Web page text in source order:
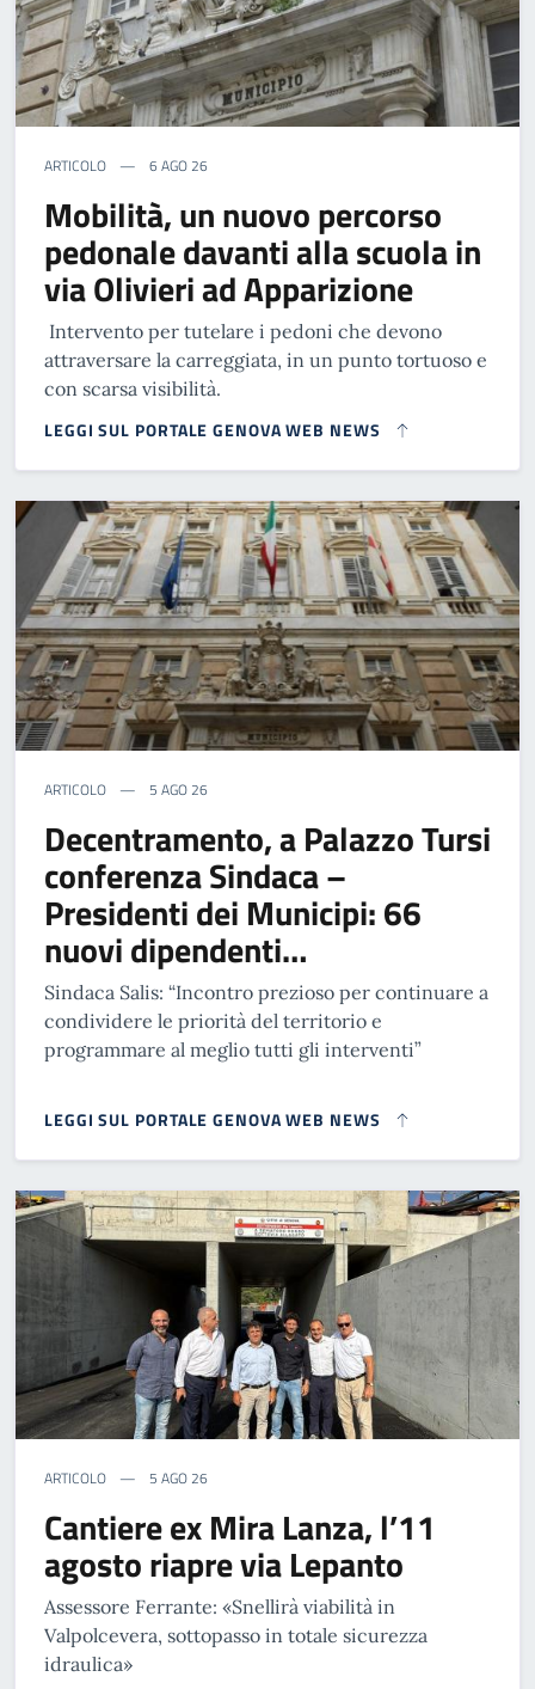
ARTICOLO 6 AGO 26
Mobilità, un nuovo percorso
pedonale davanti alla scuola in
via Olivieri ad Apparizione
Intervento per tutelare i pedoni che devono
attraversare la carreggiata, in un punto tortuoso e
con scarsa visibilità.
LEGGI SUL PORTALE GENOVA WEB NEWS
ARTICOLO 5 AGO 26
Decentramento, a Palazzo Tursi
conferenza Sindaca –
Presidenti dei Municipi: 66
nuovi dipendenti…
Sindaca Salis: “Incontro prezioso per continuare a
condividere le priorità del territorio e
programmare al meglio tutti gli interventi”
LEGGI SUL PORTALE GENOVA WEB NEWS
ARTICOLO 5 AGO 26
Cantiere ex Mira Lanza, l’11
agosto riapre via Lepanto
Assessore Ferrante: «Snellirà viabilità in
Valpolcevera, sottopasso in totale sicurezza
idraulica»